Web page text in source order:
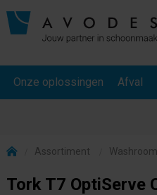
Onze oplossingen Afval
Assortiment Washroom
Tork T7 OptiServe